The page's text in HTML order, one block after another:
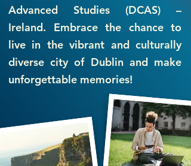
Advanced Studies (DCAS) –
Ireland. Embrace the chance to
live in the vibrant and culturally
diverse city of Dublin and make
unforgettable memories!